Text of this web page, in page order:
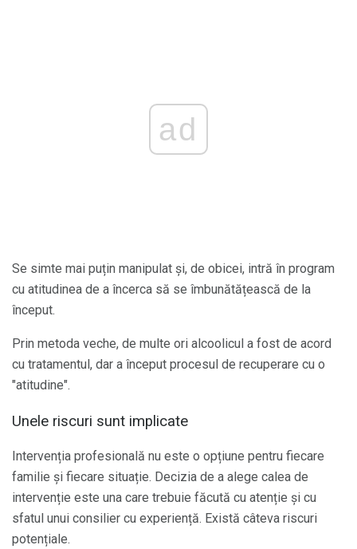
ad
Se simte mai puțin manipulat și, de obicei, intră în program
cu atitudinea de a încerca să se îmbunătățească de la
început.
Prin metoda veche, de multe ori alcoolicul a fost de acord
cu tratamentul, dar a început procesul de recuperare cu o
"atitudine".
Unele riscuri sunt implicate
Intervenția profesională nu este o opțiune pentru fiecare
familie și fiecare situație. Decizia de a alege calea de
intervenție este una care trebuie făcută cu atenție și cu
sfatul unui consilier cu experiență. Există câteva riscuri
potențiale.